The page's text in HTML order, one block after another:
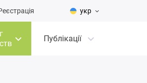
укр
Публікації